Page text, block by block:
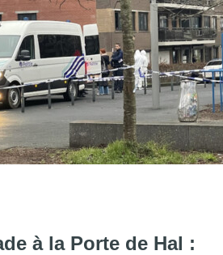
l'article "Nouvelle fusillade à Saint-
à la Porte de Hal :